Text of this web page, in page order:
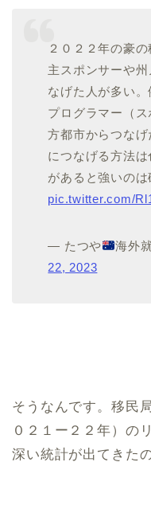
２０２２年の豪
主スポンサーや
なげた人が多い。
プログラマー（
方都市からつな
につなげる方法
があると強いのは
pic.twitter.com/
— たつや 海外
22, 2023
そうなんです。移民
０２１ー２２年）の
深い統計が出てきた